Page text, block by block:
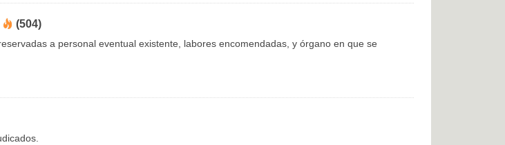
(504)
a personal eventual existente, labores encomendadas, y órgano en que se